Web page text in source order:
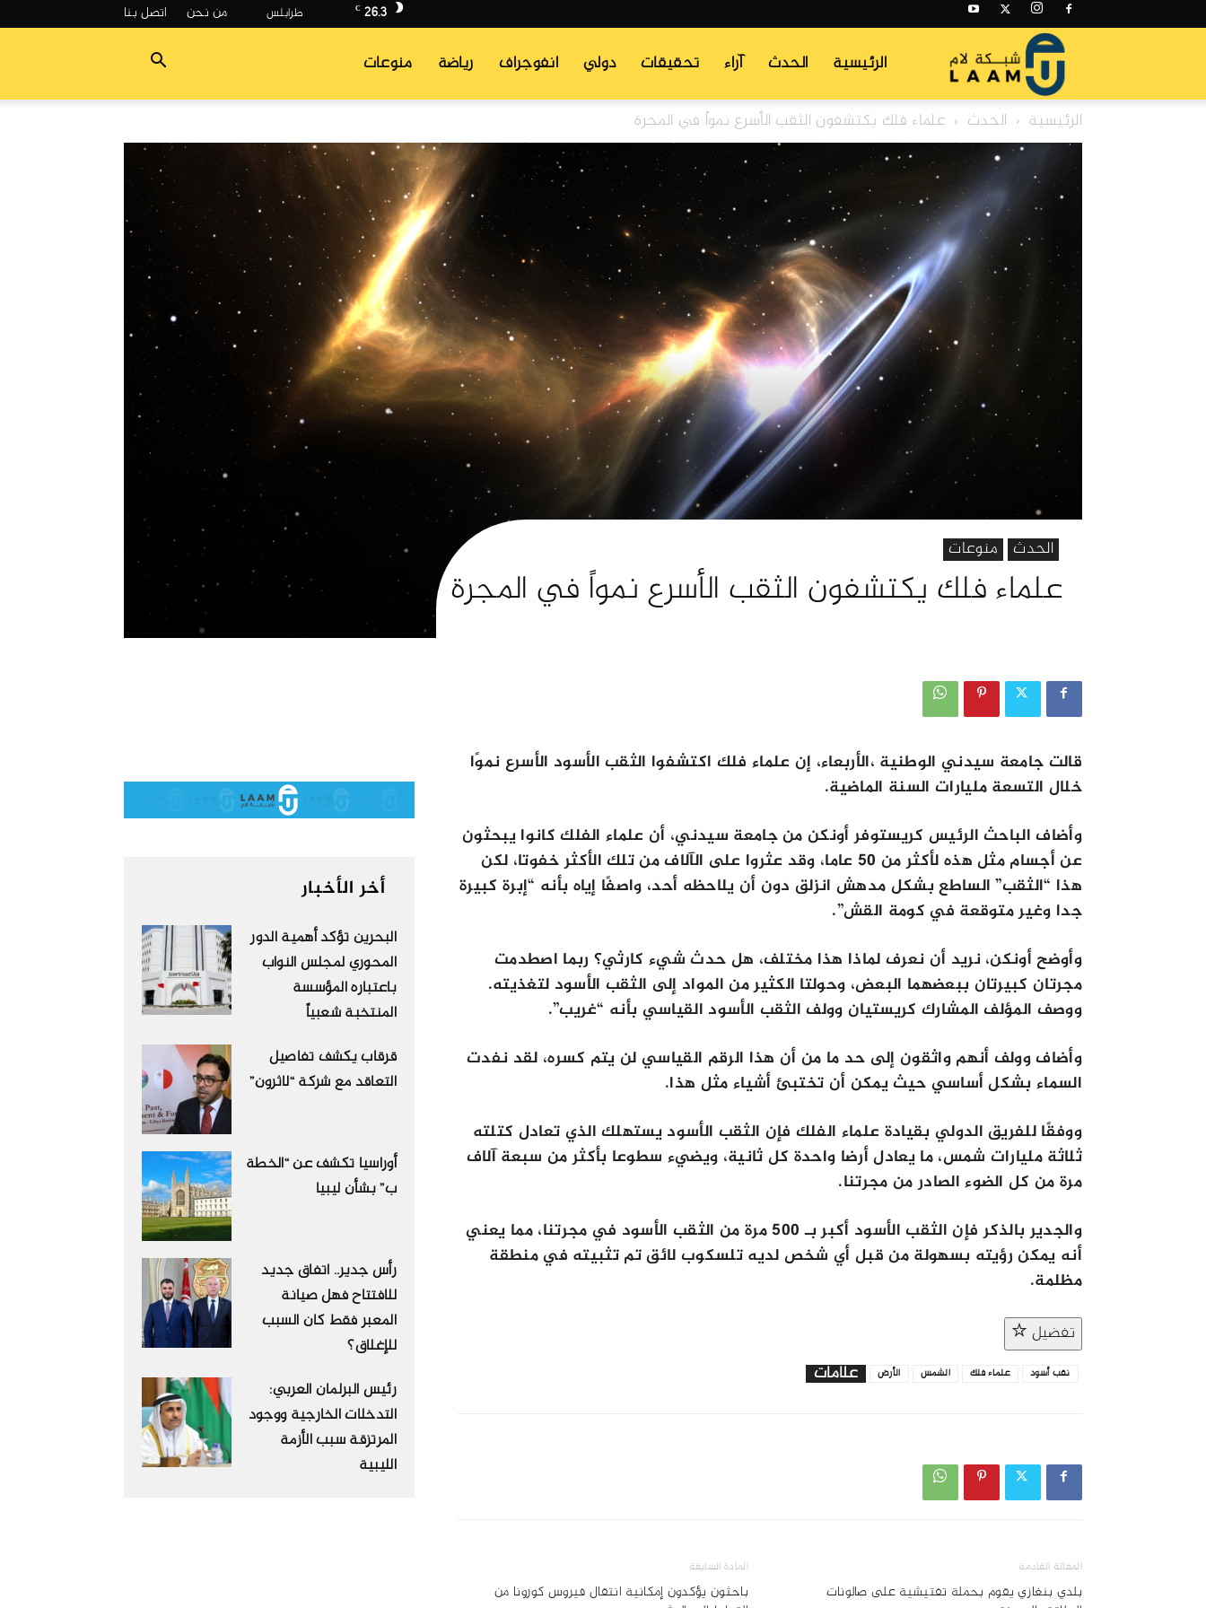
26.3
C من نحن اتصل بنا
شبكة
الرئيسية الحدث آراء تحقيقات دولي انفوجراف رياضة منوعات
الرئيسية الحدث علماء فلك يكتشفون الثقب الأسرع نمواً في المجرة
الحدث منوعات
علماء فلك يكتشفون الثقب الأسرع نمواً في المجرة
قالت جامعة سيدني الوطنية ،الأربعاء، إن علماء فلك اكتشفوا الثقب الأسود الأسرع نموًا
خلال التسعة مليارات السنة الماضية.
وأضاف الباحث الرئيس كريستوفر أونكن من جامعة سيدني، أن علماء الفلك كانوا يبحثون
عن أجسام مثل هذه لأكثر من 50 عاما، وقد عثروا على الآلاف من تلك الأكثر خفوتا، لكن
هذا “الثقب” الساطع بشكل مدهش انزلق دون أن يلاحظه أحد، واصفًا إياه بأنه “إبرة كبيرة
جدا وغير متوقعة في كومة القش”.
وأوضح أونكن، نريد أن نعرف لماذا هذا مختلف، هل حدث شيء كارثي؟ ربما اصطدمت
مجرتان كبيرتان ببعضهما البعض، وحولتا الكثير من المواد إلى الثقب الأسود لتغذيته.
ووصف المؤلف المشارك كريستيان وولف الثقب الأسود القياسي بأنه “غريب”.
وأضاف وولف أنهم واثقون إلى حد ما من أن هذا الرقم القياسي لن يتم كسره، لقد نفدت
السماء بشكل أساسي حيث يمكن أن تختبئ أشياء مثل هذا.
ووفقًا للفريق الدولي بقيادة علماء الفلك فإن الثقب الأسود يستهلك الذي تعادل كتلته
ثلاثة مليارات شمس، ما يعادل أرضا واحدة كل ثانية، ويضيء سطوعا بأكثر من سبعة آلاف
مرة من كل الضوء الصادر من مجرتنا.
والجدير بالذكر فإن الثقب الأسود أكبر بـ 500 مرة من الثقب الأسود في مجرتنا، مما يعني
أنه يمكن رؤيته بسهولة من قبل أي شخص لديه تلسكوب لائق تم تثبيته في منطقة
مظلمة.
تفضيل
علامات
الأرض الشمس علماء فلك نقب أسود
المادة السابقة
باحثون يؤكدون إمكانية انتقال فيروس كورونا من
المقالة القادمة
بلدي بنغازي يقوم بحملة تفتيشية على صالونات
أخر الأخبار
البحرين تؤكد أهمية الدور
المحوري لمجلس النواب
باعتباره المؤسسة
المنتخبة شعبياً
قرقاب يكشف تفاصيل
التعاقد مع شركة “لاثرون”
أوراسيا تكشف عن “الخطة
ب” بشأن ليبيا
رأس جدير.. اتفاق جديد
للافتتاح فهل صيانة
المعبر فقط كان السبب
للإغلاق؟
رئيس البرلمان العربي:
التدخلات الخارجية ووجود
المرتزقة سبب الأزمة
الليبية